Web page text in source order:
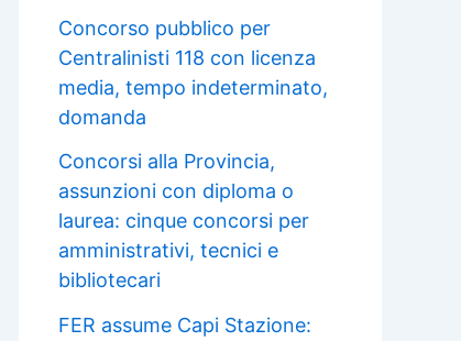
Concorso pubblico per
Centralinisti 118 con licenza
media, tempo indeterminato,
domanda
Concorsi alla Provincia,
assunzioni con diploma o
laurea: cinque concorsi per
amministrativi, tecnici e
bibliotecari
FER assume Capi Stazione: